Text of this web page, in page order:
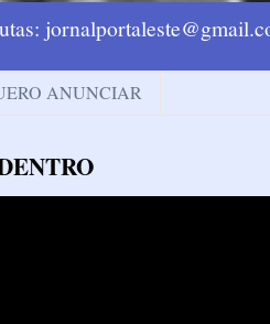
ANUNCIAR